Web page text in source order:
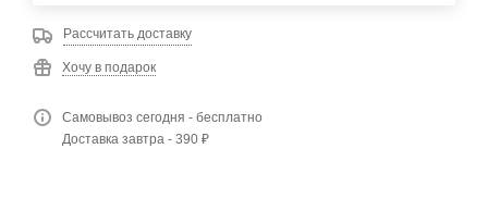
Рассчитать доставку
Хочу в подарок
Самовывоз сегодня - бесплатно
Доставка завтра - 390 ₽